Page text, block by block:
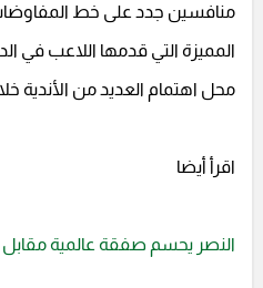
منافسين جدد على خط
المميزة التي قدمها اللاعب في
محل اهتمام العديد من الأندية
اقرأ أيضا
النصر يحسم صفقة عالمية مقابل 6 ملايين يورو